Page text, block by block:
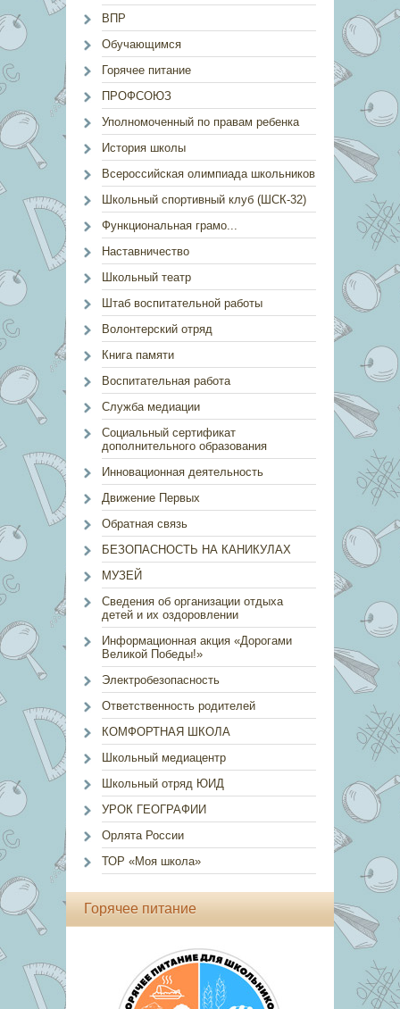
ВПР
Обучающимся
Горячее питание
ПРОФСОЮЗ
Уполномоченный по правам ребенка
История школы
Всероссийская олимпиада школьников
Школьный спортивный клуб (ШСК-32)
Функциональная грамо...
Наставничество
Школьный театр
Штаб воспитательной работы
Волонтерский отряд
Книга памяти
Воспитательная работа
Служба медиации
Социальный сертификат
дополнительного образования
Инновационная деятельность
Движение Первых
Обратная связь
БЕЗОПАСНОСТЬ НА КАНИКУЛАХ
МУЗЕЙ
Сведения об организации отдыха
детей и их оздоровлении
Информационная акция «Дорогами
Великой Победы!»
Электробезопасность
Ответственность родителей
КОМФОРТНАЯ ШКОЛА
Школьный медиацентр
Школьный отряд ЮИД
УРОК ГЕОГРАФИИ
Орлята России
ТОР «Моя школа»
Горячее питание